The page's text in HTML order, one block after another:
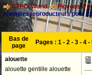
CFPOI World Pigeons
premiers reproducteurs pour
Bas de
page
Pages : 1 - 2 - 3 - 4 -
alouette
alouette gentille alouette